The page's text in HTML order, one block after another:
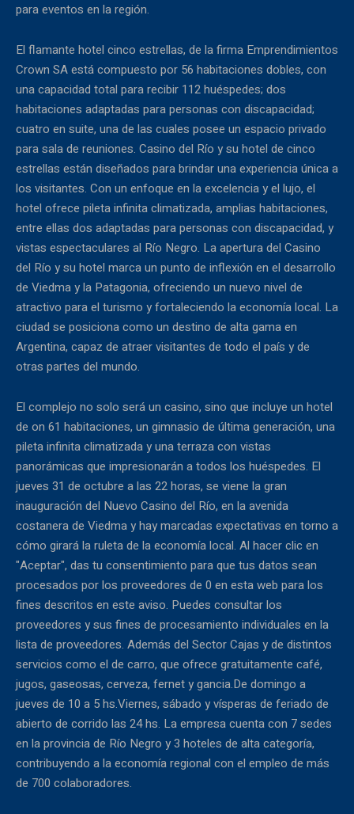
para eventos en la región.
El flamante hotel cinco estrellas, de la firma Emprendimientos
Crown SA está compuesto por 56 habitaciones dobles, con
una capacidad total para recibir 112 huéspedes; dos
habitaciones adaptadas para personas con discapacidad;
cuatro en suite, una de las cuales posee un espacio privado
para sala de reuniones. Casino del Río y su hotel de cinco
estrellas están diseñados para brindar una experiencia única a
los visitantes. Con un enfoque en la excelencia y el lujo, el
hotel ofrece pileta infinita climatizada, amplias habitaciones,
entre ellas dos adaptadas para personas con discapacidad, y
vistas espectaculares al Río Negro. La apertura del Casino
del Río y su hotel marca un punto de inflexión en el desarrollo
de Viedma y la Patagonia, ofreciendo un nuevo nivel de
atractivo para el turismo y fortaleciendo la economía local. La
ciudad se posiciona como un destino de alta gama en
Argentina, capaz de atraer visitantes de todo el país y de
otras partes del mundo.
El complejo no solo será un casino, sino que incluye un hotel
de on 61 habitaciones, un gimnasio de última generación, una
pileta infinita climatizada y una terraza con vistas
panorámicas que impresionarán a todos los huéspedes. El
jueves 31 de octubre a las 22 horas, se viene la gran
inauguración del Nuevo Casino del Río, en la avenida
costanera de Viedma y hay marcadas expectativas en torno a
cómo girará la ruleta de la economía local. Al hacer clic en
"Aceptar", das tu consentimiento para que tus datos sean
procesados por los proveedores de 0 en esta web para los
fines descritos en este aviso. Puedes consultar los
proveedores y sus fines de procesamiento individuales en la
lista de proveedores. Además del Sector Cajas y de distintos
servicios como el de carro, que ofrece gratuitamente café,
jugos, gaseosas, cerveza, fernet y gancia.De domingo a
jueves de 10 a 5 hs.Viernes, sábado y vísperas de feriado de
abierto de corrido las 24 hs. La empresa cuenta con 7 sedes
en la provincia de Río Negro y 3 hoteles de alta categoría,
contribuyendo a la economía regional con el empleo de más
de 700 colaboradores.